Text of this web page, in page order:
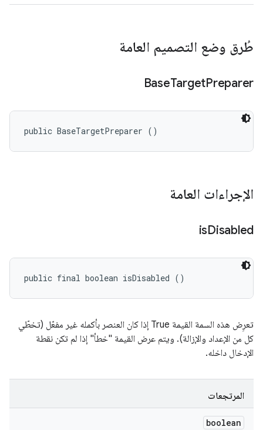
طُرق وضع التصميم العامة
BaseTargetPreparer
public BaseTargetPreparer ()
الإجراءات العامة
isDisabled
public final boolean isDisabled ()
تعرِض هذه السمة القيمة True إذا كان العنصر بأكمله غير مفعّل (تخطّي
كل من الإعداد والإزالة). ويتم عرض القيمة "خطأ" إذا لم تكن نقطة
الإدخال داخله.
المرتجعات
boolean